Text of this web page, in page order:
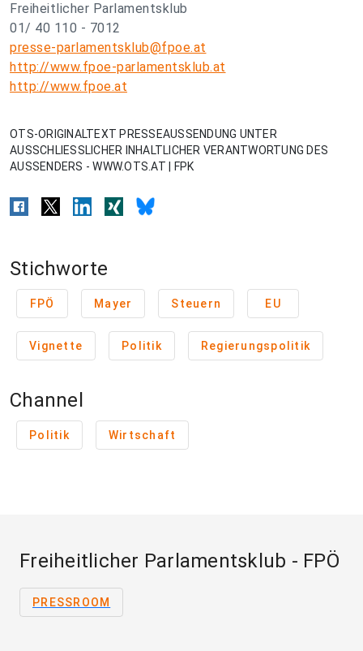
Freiheitlicher Parlamentsklub
01/ 40 110 - 7012
presse-parlamentsklub@fpoe.at
http://www.fpoe-parlamentsklub.at
http://www.fpoe.at
OTS-ORIGINALTEXT PRESSEAUSSENDUNG UNTER
AUSSCHLIESSLICHER INHALTLICHER VERANTWORTUNG DES
AUSSENDERS - WWW.OTS.AT | FPK
Stichworte
FPÖ Mayer Steuern EU
Vignette Politik Regierungspolitik
Channel
Politik Wirtschaft
Freiheitlicher Parlamentsklub - FPÖ
PRESSROOM